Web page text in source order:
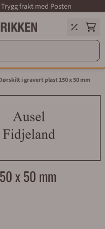
frakt med Posten
i gravert plast 150 x 50 mm
x 50 mm